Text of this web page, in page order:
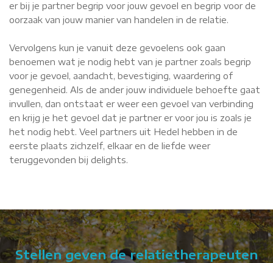
er bij je partner begrip voor jouw gevoel en begrip voor de
oorzaak van jouw manier van handelen in de relatie.
Vervolgens kun je vanuit deze gevoelens ook gaan
benoemen wat je nodig hebt van je partner zoals begrip
voor je gevoel, aandacht, bevestiging, waardering of
genegenheid. Als de ander jouw individuele behoefte gaat
invullen, dan ontstaat er weer een gevoel van verbinding
en krijg je het gevoel dat je partner er voor jou is zoals je
het nodig hebt. Veel partners uit Hedel hebben in de
eerste plaats zichzelf, elkaar en de liefde weer
teruggevonden bij delights.
Stellen geven de relatietherapeuten